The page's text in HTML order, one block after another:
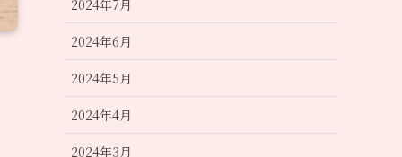
2024年7月
2024年6月
2024年5月
2024年4月
2024年3月